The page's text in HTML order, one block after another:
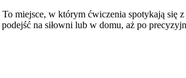
miejsce, w którym ćwiczenia spotykają się
na siłowni lub w domu, aż po